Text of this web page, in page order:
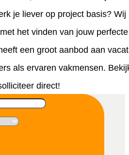
je liever op project basis? Wij
met het vinden van jouw perfecte
een groot aanbod aan
als ervaren vakmensen.
direct!